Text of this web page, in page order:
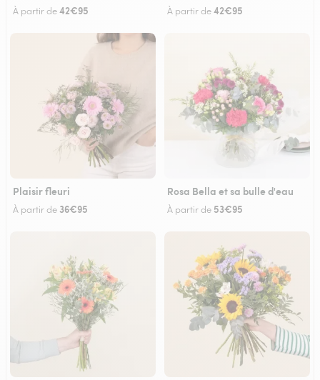
À partir de42€95 À partir de42€95
Plaisir fleuri
À partir de 36€95
Rosa Bella et sa bulle d'eau
À partir de 53€95